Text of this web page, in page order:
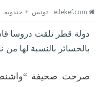
تونس جندوبة
بالخسائر بالنسبة لها من
صرحت صحيفة